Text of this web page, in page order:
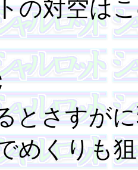
の対空は
とさすが
めくりも